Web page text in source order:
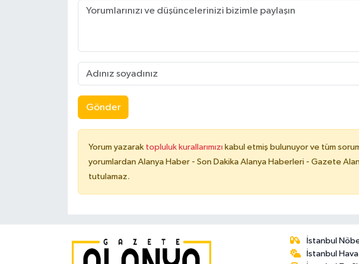
Gönder
Yorum yazarak topluluk kurallarımızı kabul etmiş bulunuyor ve tüm
yorumlardan Alanya Haber - Son Dakika Alanya Haberleri - Gazete
tutulamaz.
İstanbul
İstanbul